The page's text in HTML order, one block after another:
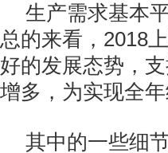
生产需求基本
总的来看，2018
好的发展态势，
增多，为实现全
其中的一些细